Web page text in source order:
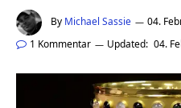
By Michael Sassie
04.
1 Kommentar
Updated: 04.